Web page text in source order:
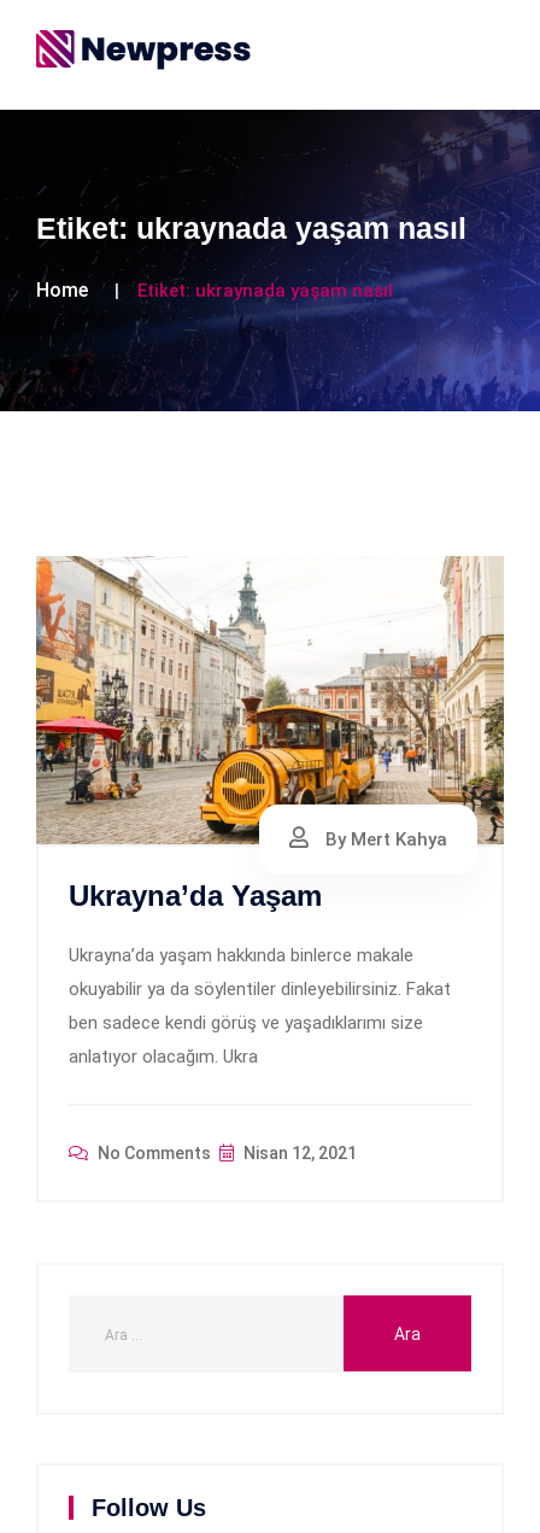
Etiket: ukraynada yaşam nasıl
Home Etiket: ukraynada yaşam nasıl
By Mert Kahya
Ukrayna’da Yaşam
Ukrayna’da yaşam hakkında binlerce makale
okuyabilir ya da söylentiler dinleyebilirsiniz. Fakat
ben sadece kendi görüş ve yaşadıklarımı size
anlatıyor olacağım. Ukra
No Comments Nisan 12, 2021
Follow Us